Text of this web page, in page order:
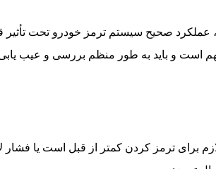
عملکرد صحیح سیستم ترمز خودرو تحت
است و باید به طور منظم بررسی و عیب
برای ترمز کردن کمتر از قبل است یا